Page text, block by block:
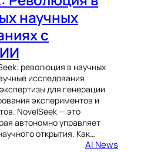
научных
с
революция в научных
исследования
для генерации
экспериментов и
NovelSeek — это
автономно управляет
открытия. Как…
AI News